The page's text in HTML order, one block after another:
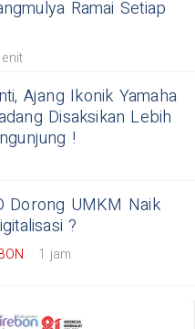
Ramai Setiap
Ajang Ikonik Yamaha
Disaksikan Lebih
!
Dorong UMKM Naik
?
1 jam